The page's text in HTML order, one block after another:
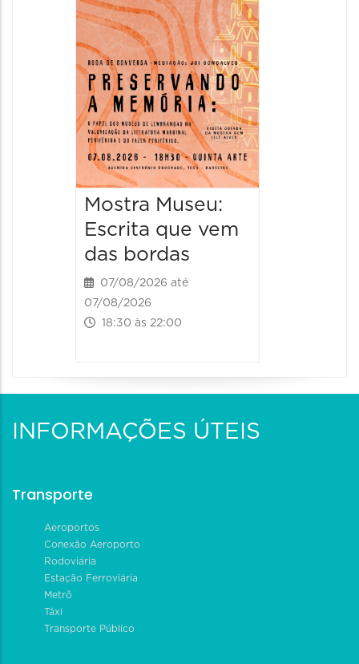
Mostra Museu:
Escrita que vem
das bordas
07/08/2026 até
07/08/2026
18:30 às 22:00
INFORMAÇÕES ÚTEIS
Transporte
Aeroportos
Conexão Aeroporto
Rodoviária
Estação Ferroviária
Metrô
Táxi
Transporte Público